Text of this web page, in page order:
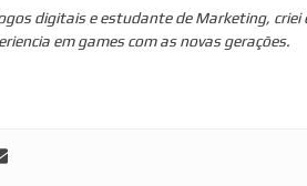
digitais e estudante de Marketing,
em games com as novas gerações.